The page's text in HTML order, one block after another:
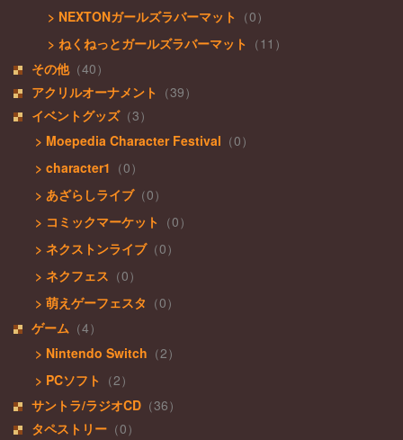
> NEXTONガールズラバーマット （0）
> ねくねっとガールズラバーマット （11）
その他（40）
アクリルオーナメント （39）
イベントグッズ（3）
> Moepedia Character Festival （0）
> character1 （0）
> あざらしライブ（0）
> コミックマーケット （0）
> ネクストンライブ（0）
> ネクフェス （0）
> 萌えゲーフェスタ （0）
ゲーム （4）
> Nintendo Switch （2）
> PCソフト （2）
サントラ/ラジオCD （36）
タペストリー （0）